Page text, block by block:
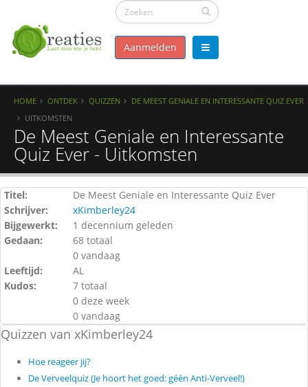
Aanmelden
HOME ONTDEK QUIZZEN
DE MEEST GENIALE EN INTERESSANTE QUIZ EVER
UITKOMSTEN
De Meest Geniale en Interessante
Quiz Ever - Uitkomsten
Titel:
De Meest Geniale en Interessante Quiz Ever
Schrijver:
xKimberley24
Bijgewerkt:
1 decennium geleden
Gedaan:
68 totaal
0 vandaag
Leeftijd:
AL
Kudos:
7 totaal
0 deze week
0 vandaag
Quizzen van xKimberley24
Hoe reageer jij?
De Verveelquiz (Je hoort het goed: géén Anti-Verveel!)